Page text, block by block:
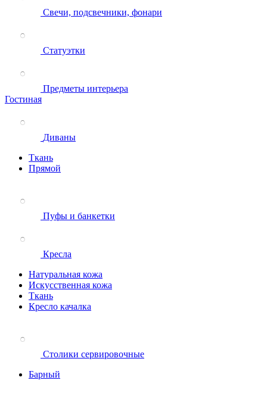
Свечи, подсвечники, фонари
Статуэтки
Предметы интерьера
Гостиная
Диваны
Ткань
Прямой
Пуфы и банкетки
Кресла
Натуральная кожа
Искусственная кожа
Ткань
Кресло качалка
Столики сервировочные
Барный